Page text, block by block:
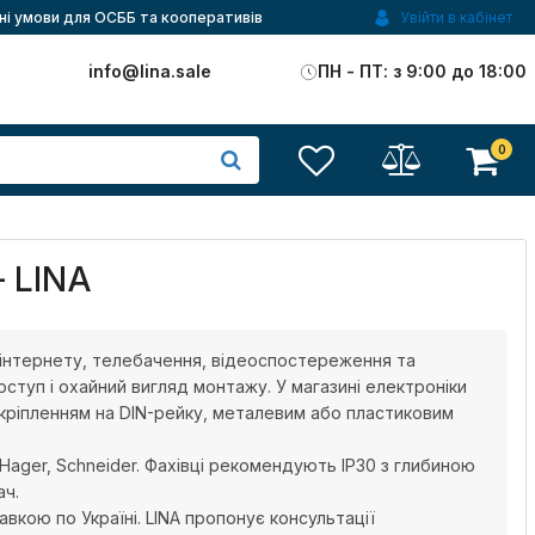
умови для ОСББ та кооперативів Увійти в кабінет
info@lina.sale ПН - ПТ: з 9:00 до 18:00
0
LINA
телебачення, відеоспостереження та
і охайний вигляд монтажу. У магазині електроніки
на DIN-рейку, металевим або пластиковим
Schneider. Фахівці рекомендують IP30 з глибиною
по Україні. LINA пропонує консультації